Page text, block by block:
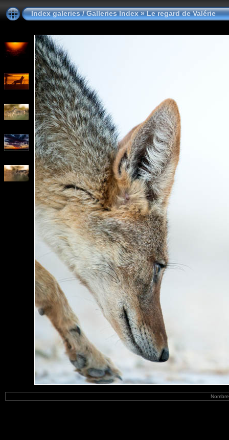
Index galeries / Galleries Index»Le regard de Valérie